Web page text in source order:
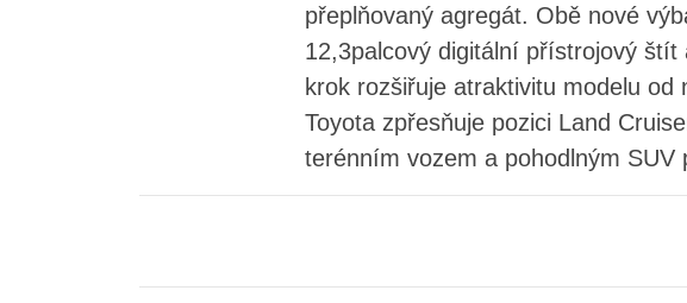
přeplňovaný agregát. Obě nové
12,3palcový digitální přístrojový
krok rozšiřuje atraktivitu modelu
Toyota zpřesňuje pozici Land
terénním vozem a pohodlným SUV